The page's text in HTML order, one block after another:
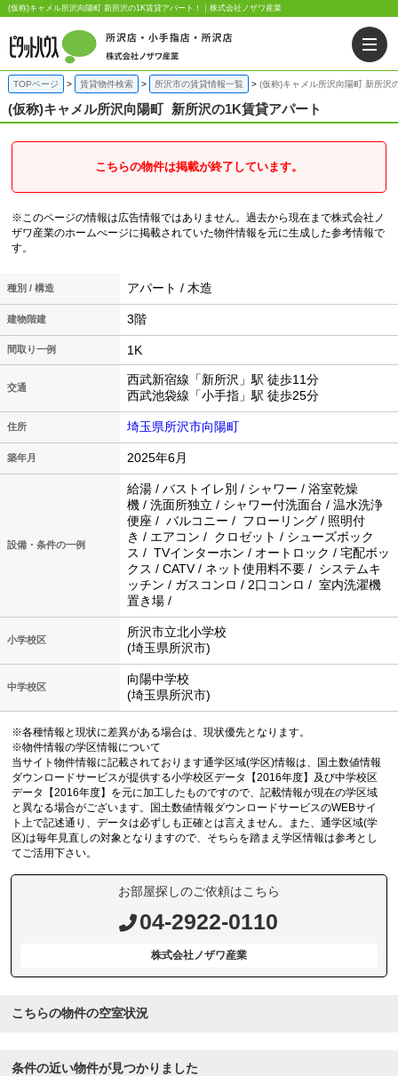
(仮称)キャメル所沢向陽町 新所沢の1K賃貸アパート！｜株式会社ノザワ産業
TOPページ 賃貸物件検索 所沢市の賃貸情報一覧 (仮称)キャメル所沢向陽町 新所沢
(仮称)キャメル所沢向陽町 新所沢の1K賃貸アパート
こちらの物件は掲載が終了しています。
※このページの情報は広告情報ではありません。過去から現在まで株式会社ノ
ザワ産業のホームぺージに掲載されていた物件情報を元に生成した参考情報で
す。
種別 / 構造 アパート / 木造
建物階建 3階
間取り一例 1K
交通
西武新宿線「新所沢」駅 徒歩11分
西武池袋線「小手指」駅 徒歩25分
住所 埼玉県所沢市向陽町
築年月 2025年6月
設備・条件の一例
給湯 / バストイレ別 / シャワー / 浴室乾燥
機 / 洗面所独立 / シャワー付洗面台 / 温水洗浄
便座 / バルコニー / フローリング / 照明付
き / エアコン / クロゼット / シューズボック
ス / TVインターホン / オートロック / 宅配ボッ
クス / CATV / ネット使用料不要 / システムキ
ッチン / ガスコンロ / 2口コンロ / 室内洗濯機
置き場 /
小学校区
所沢市立北小学校
(埼玉県所沢市)
中学校区
向陽中学校
(埼玉県所沢市)
※各種情報と現状に差異がある場合は、現状優先となります。
※物件情報の学区情報について
当サイト物件情報に記載されております通学区域(学区)情報は、国土数値情報
ダウンロードサービスが提供する小学校区データ【2016年度】及び中学校区
データ【2016年度】を元に加工したものですので、記載情報が現在の学区域
と異なる場合がございます。国土数値情報ダウンロードサービスのWEBサイ
ト上で記述通り、データは必ずしも正確とは言えません。また、通学区域(学
区)は毎年見直しの対象となりますので、そちらを踏まえ学区情報は参考とし
てご活用下さい。
お部屋探しのご依頼はこちら
04-2922-0110
株式会社ノザワ産業
こちらの物件の空室状況
条件の近い物件が見つかりました